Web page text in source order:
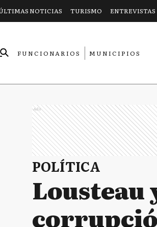
NOTICIAS TURISMO ENTREVISTAS
FUNCIONARIOS
MUNICIPIOS
Ads
POLÍTICA
Lousteau